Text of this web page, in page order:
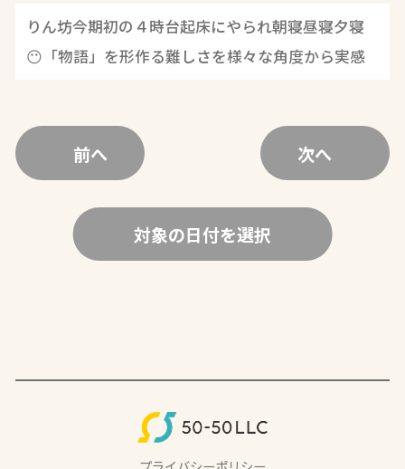
りん坊今期初の４時台起床にやられ朝寝昼寝夕寝
😶「物語」を形作る難しさを様々な角度から実感
前へ 次へ
対象の日付を選択